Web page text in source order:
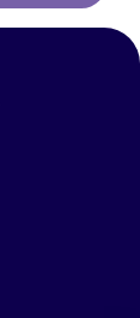
takaisin